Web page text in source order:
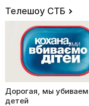
Телешоу СТБ
Дорогая, мы убиваем
детей